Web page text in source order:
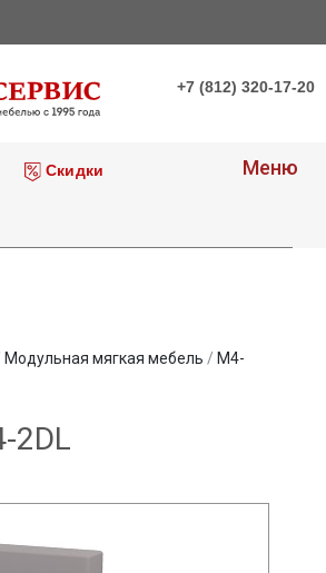
+7 (812) 320-17-20
Скидки Меню
Модульная мягкая мебель / М4-
2DL